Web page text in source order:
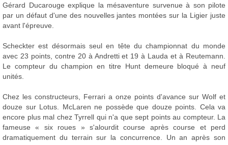
Gérard Ducarouge explique la mésaventure survenue à son pilote
par un défaut d'une des nouvelles jantes montées sur la Ligier juste
avant l'épreuve.
Scheckter est désormais seul en tête du championnat du monde
avec 23 points, contre 20 à Andretti et 19 à Lauda et à Reutemann.
Le compteur du champion en titre Hunt demeure bloqué à neuf
unités.
Chez les constructeurs, Ferrari a onze points d'avance sur Wolf et
douze sur Lotus. McLaren ne possède que douze points. Cela va
encore plus mal chez Tyrrell qui n'a que sept points au compteur. La
fameuse « six roues » s'alourdit course après course et perd
dramatiquement du terrain sur la concurrence. Un an après son